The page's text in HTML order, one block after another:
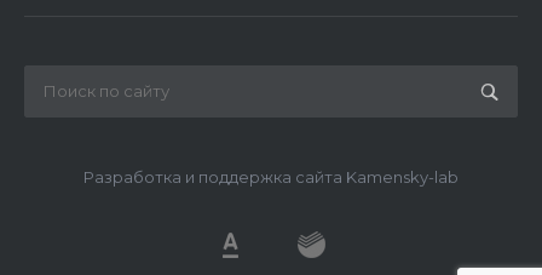
Разработка и поддержка сайта Kamensky-lab